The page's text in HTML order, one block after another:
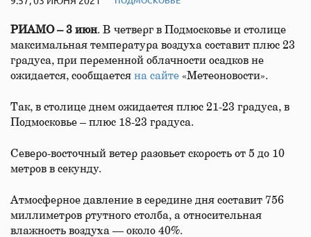
РИАМО – 3 июн. В четверг в Подмосковье и столице
максимальная температура воздуха составит плюс 23
градуса, при переменной облачности осадков не
ожидается, сообщается на сайте «Метеоновости».
Так, в столице днем ожидается плюс 21-23 градуса, в
Подмосковье – плюс 18-23 градуса.
Северо-восточный ветер разовьет скорость от 5 до 10
метров в секунду.
Атмосферное давление в середине дня составит 756
миллиметров ртутного столба, а относительная
влажность воздуха — около 40%.